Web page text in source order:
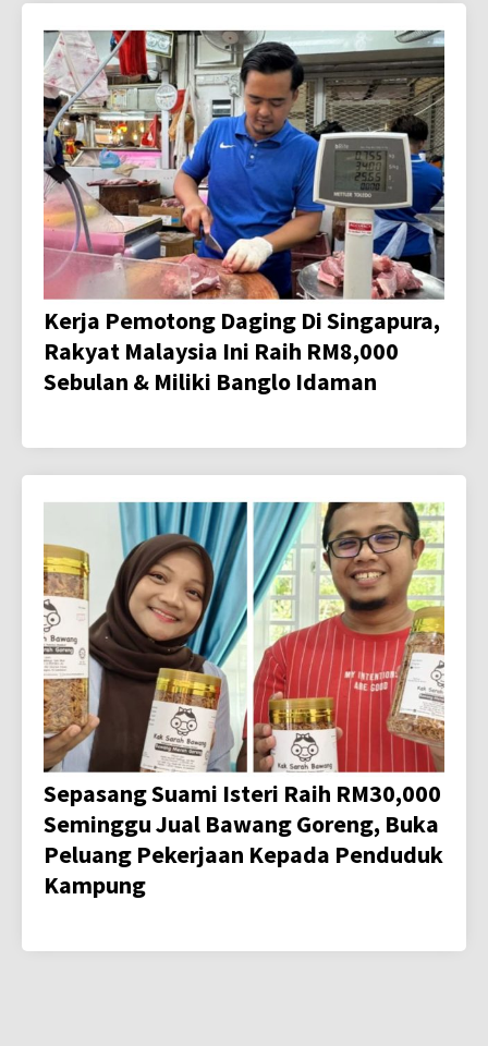
Kerja Pemotong Daging Di Singapura,
Rakyat Malaysia Ini Raih RM8,000
Sebulan & Miliki Banglo Idaman
Sepasang Suami Isteri Raih RM30,000
Seminggu Jual Bawang Goreng, Buka
Peluang Pekerjaan Kepada Penduduk
Kampung